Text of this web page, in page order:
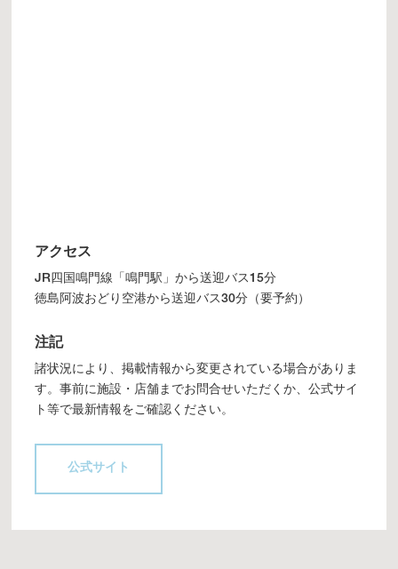
アクセス
JR四国鳴門線「鳴門駅」から送迎バス15分
徳島阿波おどり空港から送迎バス30分（要予約）
注記
諸状況により、掲載情報から変更されている場合がありま
す。事前に施設・店舗までお問合せいただくか、公式サイ
ト等で最新情報をご確認ください。
公式サイト